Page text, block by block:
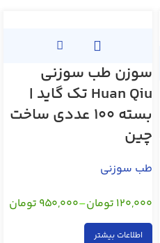
سوزن طب سوزنی
Huan Qiu تک گاید |
بسته ۱۰۰ عددی ساخت
چین
طب سوزنی
۱۲۰,۰۰۰ تومان–۹۵۰,۰۰۰ تومان
اطلاعات بیشتر